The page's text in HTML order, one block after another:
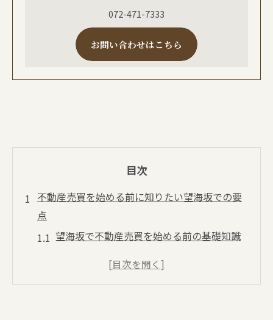
072-471-7333
お問い合わせはこちら
目次
不動産売買を始める前に知りたい望海坂での要
点
望海坂で不動産売買を始める前の基礎知識
地価やローンに関する最新の動向を把握す